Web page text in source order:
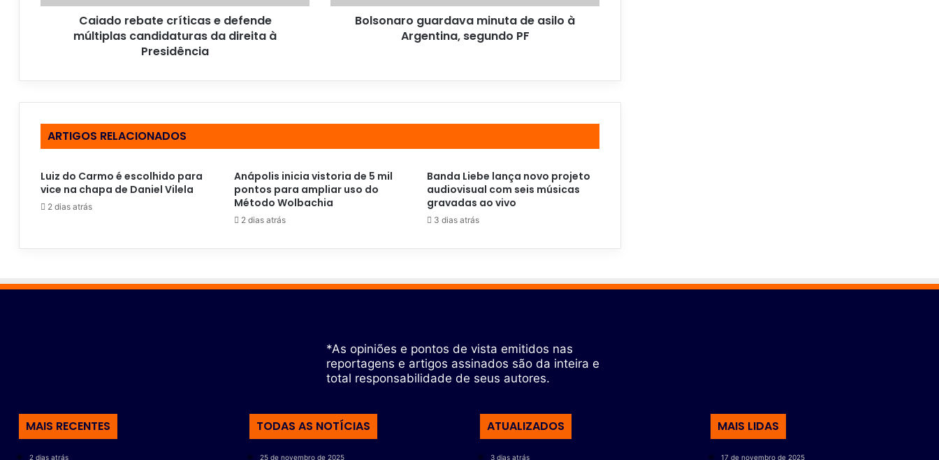
o
a
Caiado rebate críticas e defende
múltiplas candidaturas da direita à
Presidência
Bolsonaro guardava minuta de asilo à
Argentina, segundo PF
ARTIGOS RELACIONADOS
Luiz do Carmo é escolhido para
vice na chapa de Daniel Vilela
2 dias atrás
Anápolis inicia vistoria de 5 mil
pontos para ampliar uso do
Método Wolbachia
2 dias atrás
Banda Liebe lança novo projeto
audiovisual com seis músicas
gravadas ao vivo
3 dias atrás
*As opiniões e pontos de vista emitidos nas
reportagens e artigos assinados são da inteira e
total responsabilidade de seus autores.
MAIS RECENTES
2 dias atrás
TODAS AS NOTÍCIAS
25 de novembro de 2025
ATUALIZADOS
3 dias atrás
MAIS LIDAS
17 de novembro de 2025